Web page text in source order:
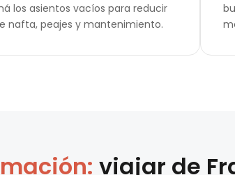
los asientos vacíos para reducir
nafta, peajes y mantenimiento.
viajar de